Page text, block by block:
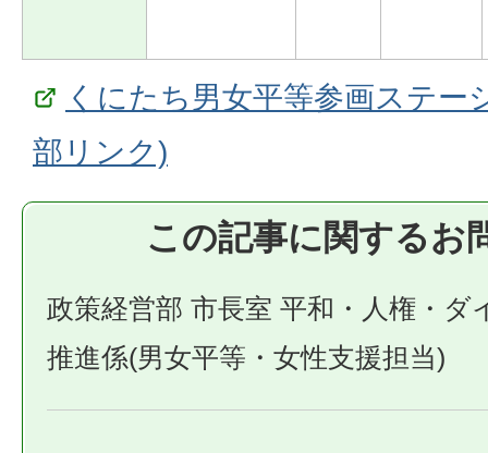
くにたち男女平等参画ステー
部リンク)
この記事に関するお
政策経営部 市長室 平和・人権・ダ
推進係(男女平等・女性支援担当)